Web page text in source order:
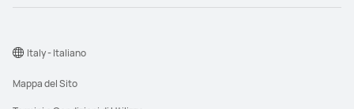
Mappa del Sito
Italy - Italiano